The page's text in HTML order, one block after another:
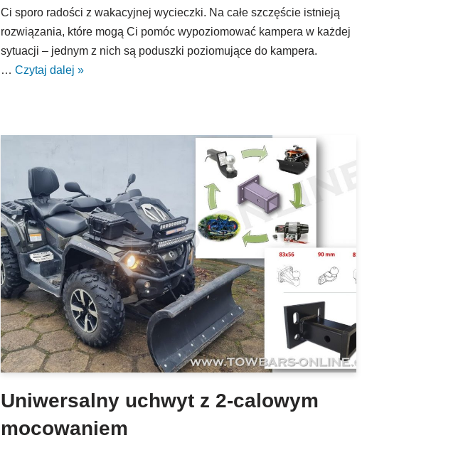
Ci sporo radości z wakacyjnej wycieczki. Na całe szczęście istnieją
rozwiązania, które mogą Ci pomóc wypoziomować kampera w każdej
sytuacji – jednym z nich są poduszki poziomujące do kampera.
… Czytaj dalej »
Uniwersalny uchwyt z 2-calowym
mocowaniem